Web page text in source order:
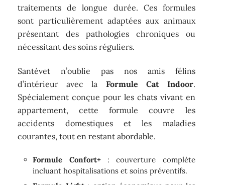
traitements de longue durée. Ces formules
sont particulièrement adaptées aux animaux
présentant des pathologies chroniques ou
nécessitant des soins réguliers.
Santévet n’oublie pas nos amis félins
d’intérieur avec la Formule Cat Indoor.
Spécialement conçue pour les chats vivant en
appartement, cette formule couvre les
accidents domestiques et les maladies
courantes, tout en restant abordable.
Formule Confort+: couverture complète
incluant hospitalisations et soins préventifs.